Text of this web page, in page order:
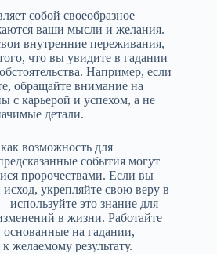
собой своеобразное
ваши мысли и желания.
внутренние переживания,
что вы увидите в гадании
Например, если
обращайте внимание на
с карьерой и успехом, а не
детали.
возможность для
события могут
пророчествами. Если вы
укрепляйте свою веру в
используйте это знание для
в жизни. Работайте
на гадании,
желаемому результату.